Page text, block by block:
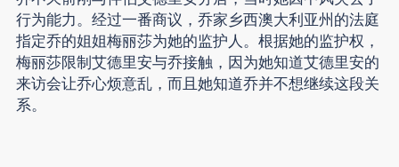
行为能力。经过一番商议，乔家乡西澳大利亚州的法庭
指定乔的姐姐梅丽莎为她的监护人。根据她的监护权，
梅丽莎限制艾德里安与乔接触，因为她知道艾德里安的
来访会让乔心烦意乱，而且她知道乔并不想继续这段关
系。